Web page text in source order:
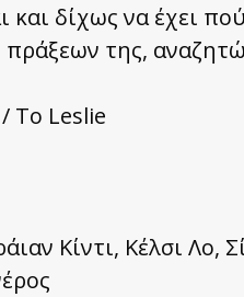
και δίχως να έχει
της,
To Leslie
Κίντι, Κέλσι Λο,